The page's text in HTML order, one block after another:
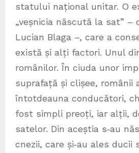
statului național unitar. O
„veșnicia născută la sat” –
Lucian Blaga –, care a
există și alți factori. Unul
românilor. În ciuda unor
suprafață și clișee, românii
întotdeauna conducători,
fost simpli preoți, iar alții,
satelor. Din aceștia s‑au
cnezii, care și‑au ales ducii